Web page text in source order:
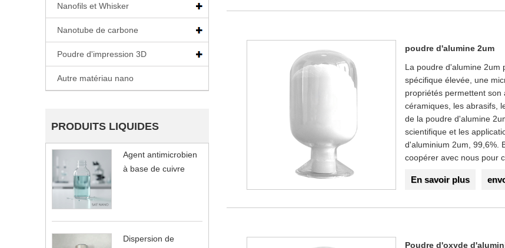
Nanofils et Whisker
Nanotube de carbone
Poudre d'impression 3D
Autre matériau nano
PRODUITS LIQUIDES
Agent antimicrobien
à base de cuivre
Dispersion de
poudre d'alumine 2um
La poudre d'alumine 2um
spécifique élevée, une
propriétés permettent son
céramiques, les abrasifs,
de la poudre d'alumine
scientifique et les
d'aluminium 2um, 99,6%.
coopérer avec nous pour
En savoir plus
Poudre d'oxyde